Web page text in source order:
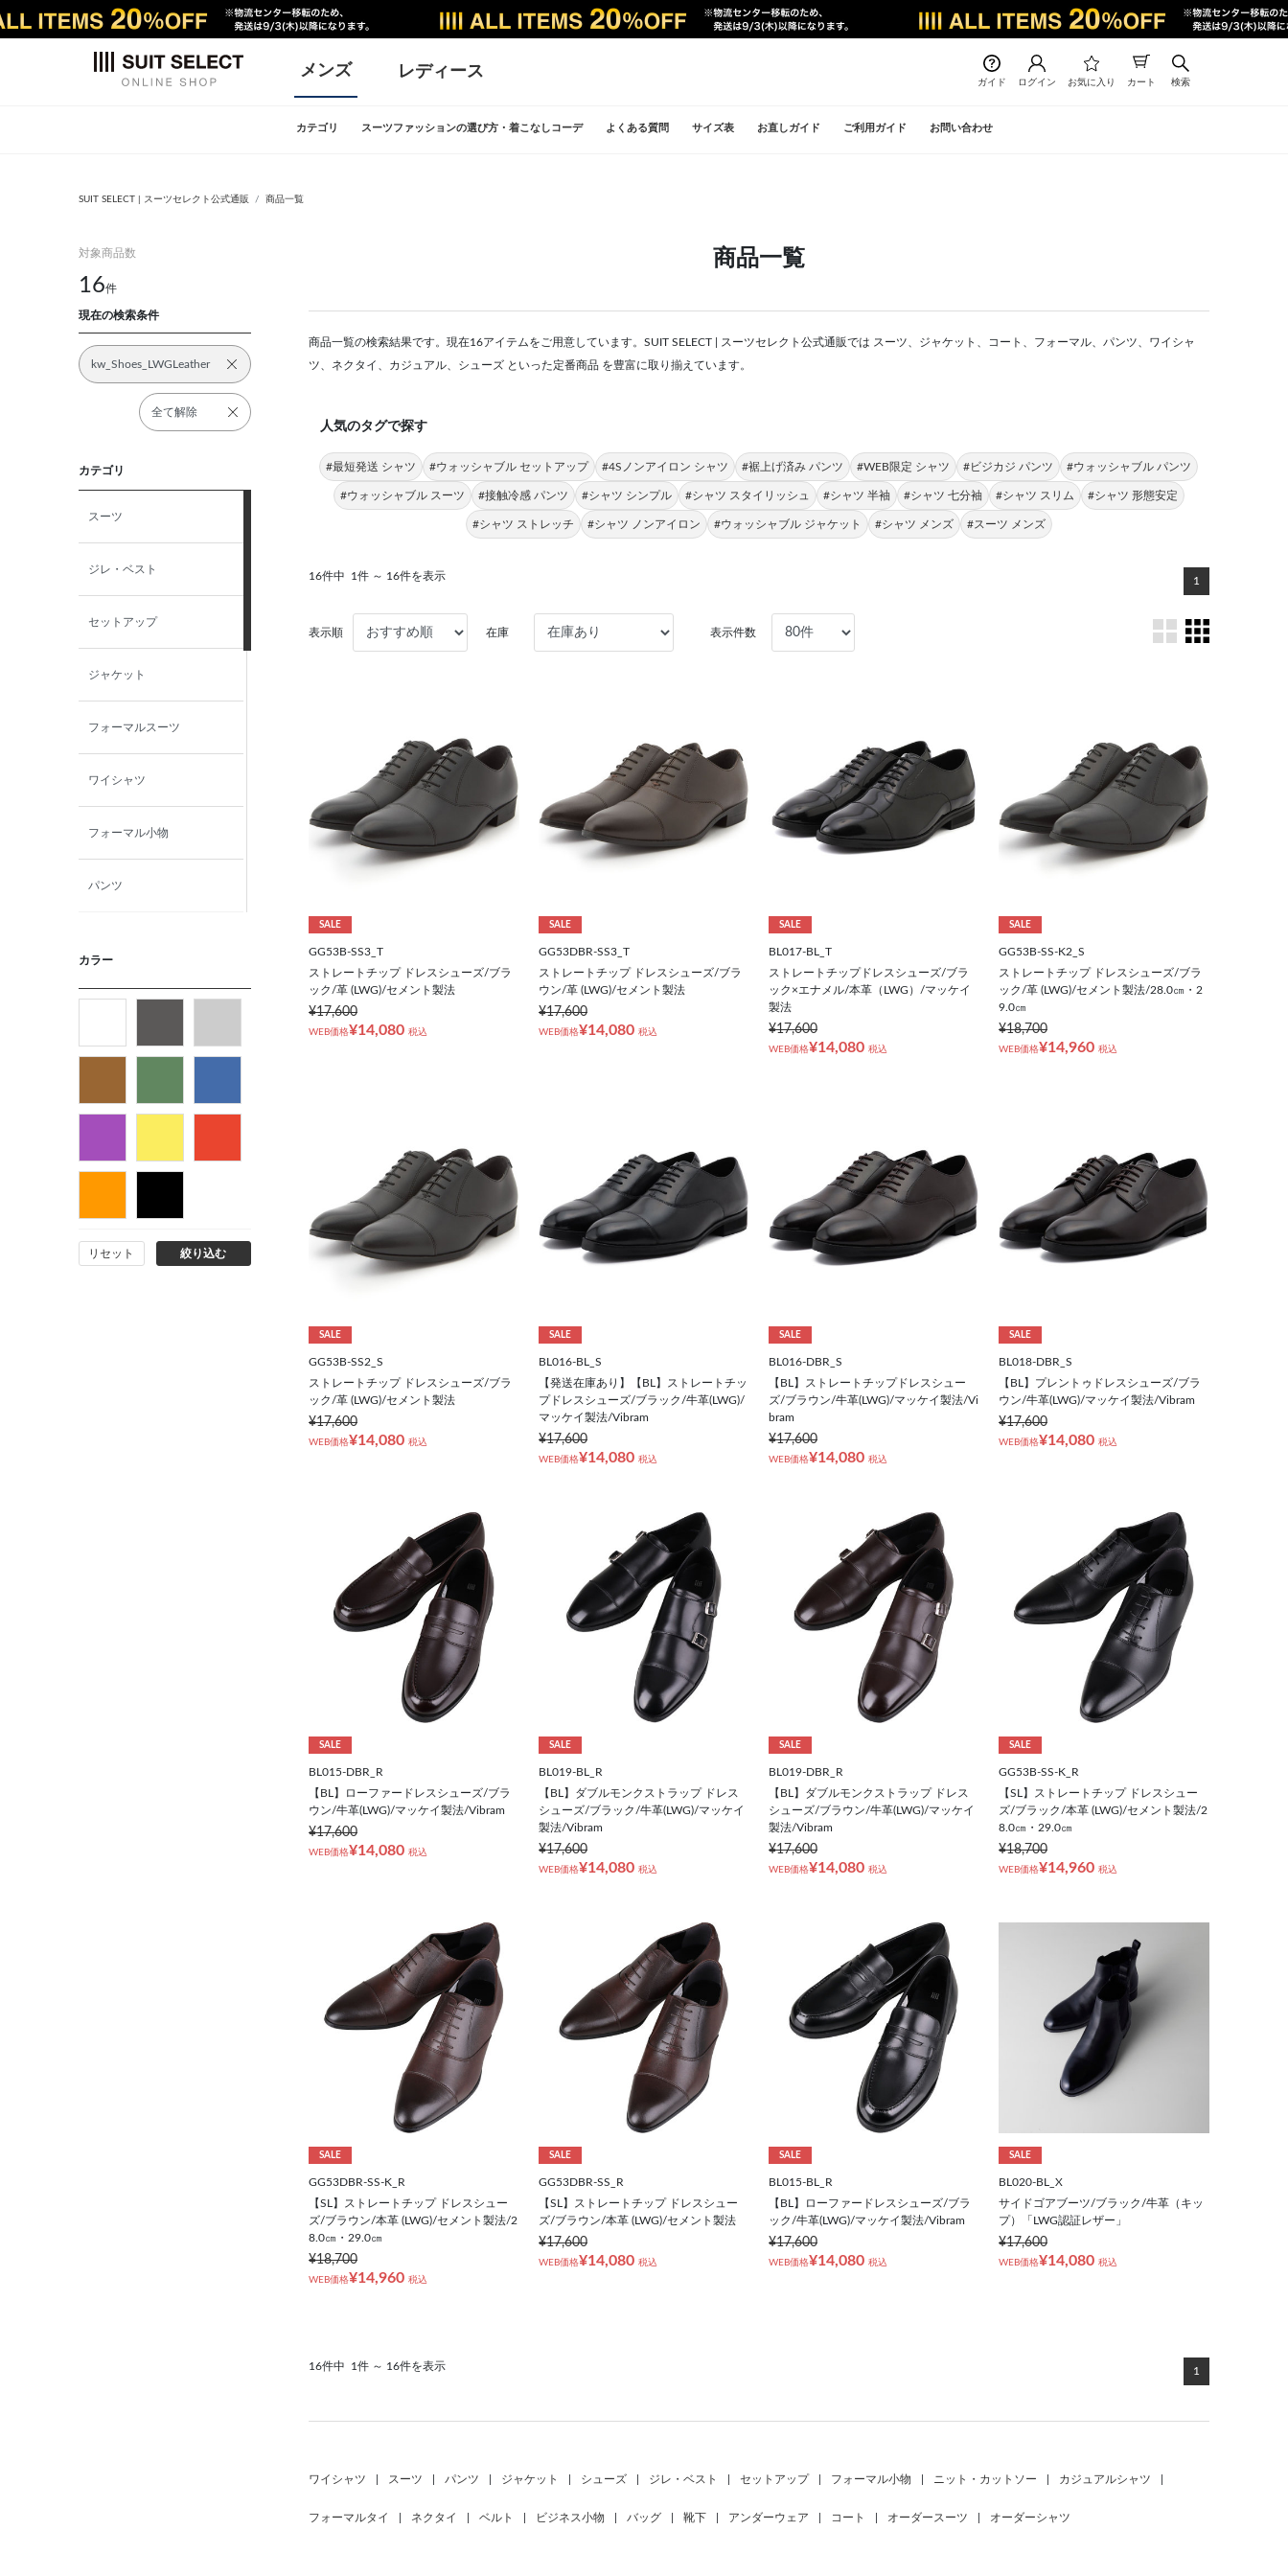
メンズ レディース
ガイド ログイン お気に入り カート 検索
カテゴリ スーツファッションの選び方・着こなしコーデ よくある質問 サイズ表 お直しガイド ご利用ガイド お問い合わせ
SUIT SELECT | スーツセレクト公式通販 商品一覧
対象商品数
16件
現在の検索条件
kw_Shoes_LWGLeather
全て解除
カテゴリ
スーツ
ジレ・ベスト
セットアップ
ジャケット
フォーマルスーツ
ワイシャツ
フォーマル小物
パンツ
カジュアルシャツ
フォーマルタイ
バッグ
カラー
リセット 絞り込む
商品一覧
商品一覧の検索結果です。現在16アイテムをご用意しています。SUIT SELECT | スーツセレクト公式通販では スーツ、ジャケット、コート、フォーマル、パンツ、ワイシャ
ツ、ネクタイ、カジュアル、シューズ といった定番商品 を豊富に取り揃えています。
人気のタグで探す
#最短発送 シャツ #ウォッシャブル セットアップ #4Sノンアイロン シャツ #裾上げ済み パンツ #WEB限定 シャツ #ビジカジ パンツ #ウォッシャブル パンツ
#ウォッシャブル スーツ #接触冷感 パンツ #シャツ シンプル #シャツ スタイリッシュ #シャツ 半袖 #シャツ 七分袖 #シャツ スリム #シャツ 形態安定
#シャツ ストレッチ #シャツ ノンアイロン #ウォッシャブル ジャケット #シャツ メンズ #スーツ メンズ
16件中 1件 ～ 16件を表示 1
表示順 在庫 表示件数
SALE
GG53B-SS3_T
ストレートチップ ドレスシューズ/ブラ
ック/革 (LWG)/セメント製法
¥17,600
WEB価格¥14,080 税込
SALE
GG53DBR-SS3_T
ストレートチップ ドレスシューズ/ブラ
ウン/革 (LWG)/セメント製法
¥17,600
WEB価格¥14,080 税込
SALE
BL017-BL_T
ストレートチップドレスシューズ/ブラ
ック×エナメル/本革（LWG）/マッケイ
製法
¥17,600
WEB価格¥14,080 税込
SALE
GG53B-SS-K2_S
ストレートチップ ドレスシューズ/ブラ
ック/革 (LWG)/セメント製法/28.0㎝・2
9.0㎝
¥18,700
WEB価格¥14,960 税込
SALE
GG53B-SS2_S
ストレートチップ ドレスシューズ/ブラ
ック/革 (LWG)/セメント製法
¥17,600
WEB価格¥14,080 税込
SALE
BL016-BL_S
【発送在庫あり】【BL】ストレートチッ
プドレスシューズ/ブラック/牛革(LWG)/
マッケイ製法/Vibram
¥17,600
WEB価格¥14,080 税込
SALE
BL016-DBR_S
【BL】ストレートチップドレスシュー
ズ/ブラウン/牛革(LWG)/マッケイ製法/Vi
bram
¥17,600
WEB価格¥14,080 税込
SALE
BL018-DBR_S
【BL】プレントゥドレスシューズ/ブラ
ウン/牛革(LWG)/マッケイ製法/Vibram
¥17,600
WEB価格¥14,080 税込
SALE
BL015-DBR_R
【BL】ローファードレスシューズ/ブラ
ウン/牛革(LWG)/マッケイ製法/Vibram
¥17,600
WEB価格¥14,080 税込
SALE
BL019-BL_R
【BL】ダブルモンクストラップ ドレス
シューズ/ブラック/牛革(LWG)/マッケイ
製法/Vibram
¥17,600
WEB価格¥14,080 税込
SALE
BL019-DBR_R
【BL】ダブルモンクストラップ ドレス
シューズ/ブラウン/牛革(LWG)/マッケイ
製法/Vibram
¥17,600
WEB価格¥14,080 税込
SALE
GG53B-SS-K_R
【SL】ストレートチップ ドレスシュー
ズ/ブラック/本革 (LWG)/セメント製法/2
8.0㎝・29.0㎝
¥18,700
WEB価格¥14,960 税込
SALE
GG53DBR-SS-K_R
【SL】ストレートチップ ドレスシュー
ズ/ブラウン/本革 (LWG)/セメント製法/2
8.0㎝・29.0㎝
¥18,700
WEB価格¥14,960 税込
SALE
GG53DBR-SS_R
【SL】ストレートチップ ドレスシュー
ズ/ブラウン/本革 (LWG)/セメント製法
¥17,600
WEB価格¥14,080 税込
SALE
BL015-BL_R
【BL】ローファードレスシューズ/ブラ
ック/牛革(LWG)/マッケイ製法/Vibram
¥17,600
WEB価格¥14,080 税込
SALE
BL020-BL_X
サイドゴアブーツ/ブラック/牛革（キッ
プ）「LWG認証レザー」
¥17,600
WEB価格¥14,080 税込
16件中 1件 ～ 16件を表示 1
ワイシャツ スーツ パンツ ジャケット シューズ ジレ・ベスト セットアップ フォーマル小物 ニット・カットソー カジュアルシャツ
フォーマルタイ ネクタイ ベルト ビジネス小物 バッグ 靴下 アンダーウェア コート オーダースーツ オーダーシャツ